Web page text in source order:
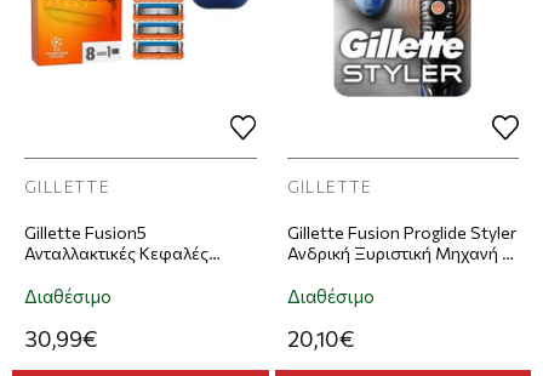
GILLETTE
Gillette Fusion5
Ανταλλακτικές Κεφαλές
Προστατευτικό Κάλυμμα
Διαθέσιμο
30,99€
GILLETTE
Gillette Fusion Proglide Styler
Ανδρική Ξυριστική Μηχανή 3-
Διαθέσιμο
20,10€